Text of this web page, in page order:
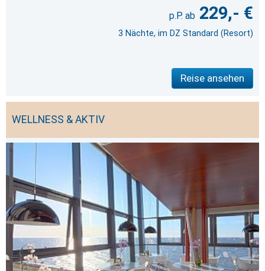
229,- €
3 Nächte, im DZ Standard (Resort)
Reise ansehen
WELLNESS & AKTIV